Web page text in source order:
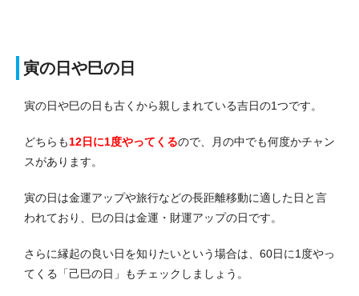
寅の日や巳の日
寅の日や巳の日も古くから親しまれている吉日の1つです。
どちらも12日に1度やってくるので、月の中でも何度かチャン
スがあります。
寅の日は金運アップや旅行などの長距離移動に適した日と言
われており、巳の日は金運・財運アップの日です。
さらに縁起の良い日を知りたいという場合は、60日に1度やっ
てくる「己巳の日」もチェックしましょう。